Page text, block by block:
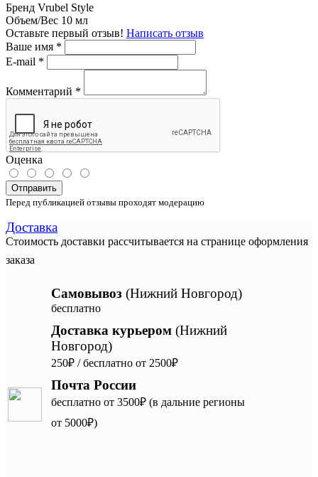
Бренд Vrubel Style
Объем/Вес 10 мл
Оставьте первый отзыв! Написать отзыв
Ваше имя *
E-mail *
Комментарий *
Оценка
Отправить
Перед публикацией отзывы проходят модерацию
Доставка
Стоимость доставки рассчитывается на странице оформления
заказа
Самовывоз (Нижний Новгород)
бесплатно
Доставка курьером (Нижний
Новгород)
250₽ / бесплатно от 2500₽
Почта России
бесплатно от 3500₽ (в дальние регионы
от 5000₽)